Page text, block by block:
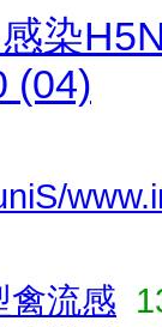
染
(04)
禽流感